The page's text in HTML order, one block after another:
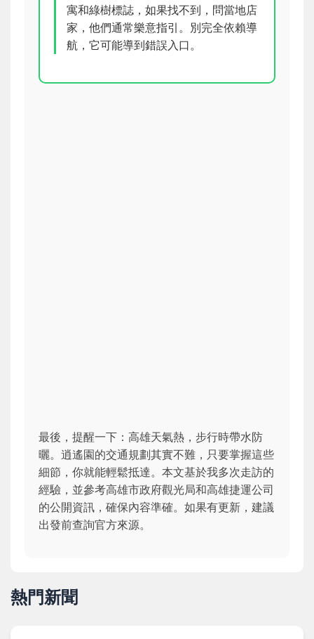
寓和綠樹標誌，如果找不到，問當地店
家，他們通常樂意指引。別完全依賴導
航，它可能導到錯誤入口。
最後，提醒一下：高雄天氣熱，步行時帶水防
曬。逍遙園的交通規劃其實不難，只要掌握這些
細節，你就能輕鬆抵達。本文基於我多次走訪的
經驗，並參考高雄市政府觀光局和高雄捷運公司
的公開資訊，確保內容準確。如果有更新，建議
出發前查詢官方來源。
熱門新聞